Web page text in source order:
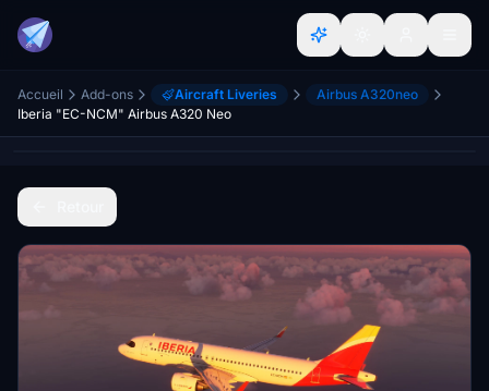
Accueil Add-ons Aircraft Liveries
Airbus A320neo
Iberia "EC-NCM" Airbus A320 Neo